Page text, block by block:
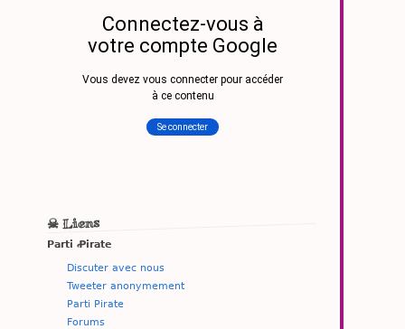
☠ Liens
Parti Ꝓirate
Discuter avec nous
Tweeter anonymement
Parti Pirate
Forums